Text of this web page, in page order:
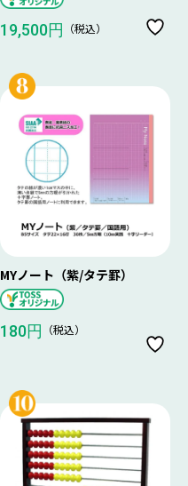
19,500円 （税込）
MYノート（紫/タテ罫）
180円 （税込）